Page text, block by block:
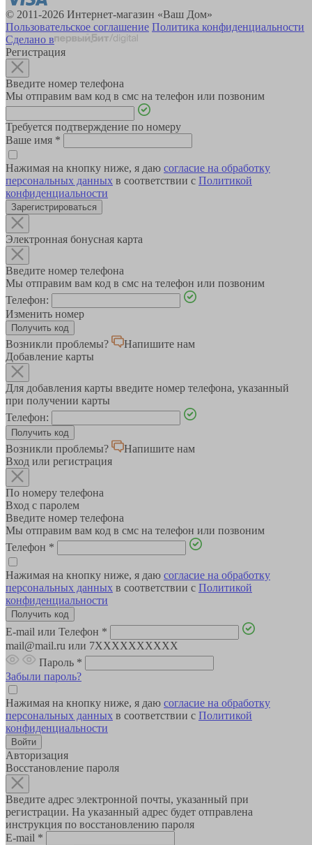
© 2011-2026 Интернет-магазин «Ваш Дом»
Пользовательское соглашение Политика конфиденциальности
Сделано в
Регистрация
Введите номер телефона
Мы отправим вам код в смс на телефон или позвоним
Требуется подтверждение по номеру
Ваше имя *
Нажимая на кнопку ниже, я даю согласие на обработку
персональных данных в соответствии с Политикой
конфиденциальности
Зарегистрироваться
Электронная бонусная карта
Введите номер телефона
Мы отправим вам код в смс на телефон или позвоним
Телефон:
Изменить номер
Возникли проблемы?
Напишите нам
Добавление карты
Для добавления карты введите номер телефона, указанный
при получении карты
Телефон:
Возникли проблемы?
Напишите нам
Вход или регистрация
По номеру телефона
Вход с паролем
Введите номер телефона
Мы отправим вам код в смс на телефон или позвоним
Телефон *
Нажимая на кнопку ниже, я даю согласие на обработку
персональных данных в соответствии с Политикой
конфиденциальности
E-mail или Телефон *
mail@mail.ru или 7XXXXXXXXXX
Пароль *
Забыли пароль?
Нажимая на кнопку ниже, я даю согласие на обработку
персональных данных в соответствии с Политикой
конфиденциальности
Авторизация
Восстановление пароля
Введите адрес электронной почты, указанный при
регистрации. На указанный адрес будет отправлена
инструкция по восстановлению пароля
E-mail *